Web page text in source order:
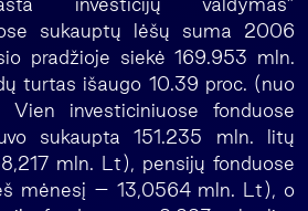
sukauptų lėšų suma 2006
pradžioje siekė 169.953 mln.
turtas išaugo 10.39 proc. (nuo
investiciniuose fonduose
sukaupta 151.235 mln. litų
mln. Lt), pensijų fonduose
mėnesį – 13,0564 mln. Lt), o